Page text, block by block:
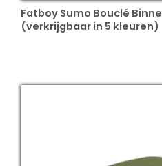
Fatboy Sumo Bouclé
(verkrijgbaar in 5 kleuren)